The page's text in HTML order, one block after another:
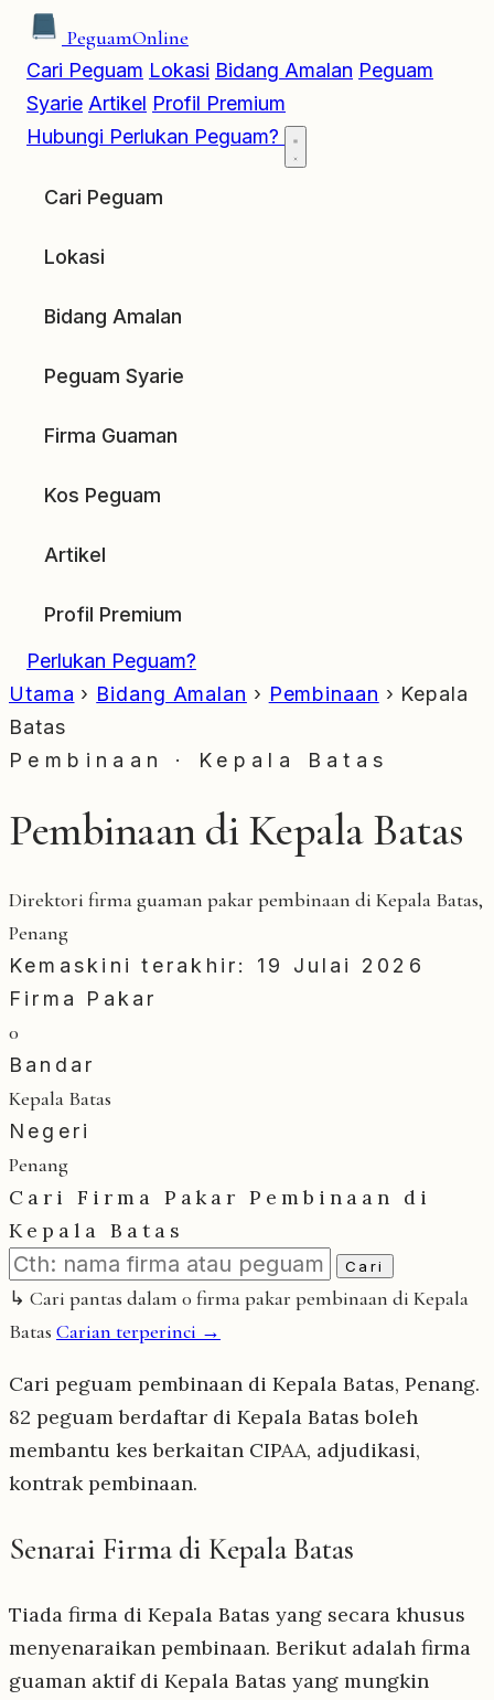
PeguamOnline
Cari Peguam Lokasi Bidang Amalan Peguam
Syarie Artikel Profil Premium
Hubungi Perlukan Peguam?
Cari Peguam
Lokasi
Bidang Amalan
Peguam Syarie
Firma Guaman
Kos Peguam
Artikel
Profil Premium
Perlukan Peguam?
Utama › Bidang Amalan › Pembinaan › Kepala
Batas
Pembinaan · Kepala Batas
Pembinaan di Kepala Batas
Direktori firma guaman pakar pembinaan di Kepala Batas,
Penang
Kemaskini terakhir: 19 Julai 2026
Firma Pakar
0
Bandar
Kepala Batas
Negeri
Penang
Cari Firma Pakar Pembinaan di
Kepala Batas
Cari
↳ Cari pantas dalam 0 firma pakar pembinaan di Kepala
Batas Carian terperinci →
Cari peguam pembinaan di Kepala Batas, Penang.
82 peguam berdaftar di Kepala Batas boleh
membantu kes berkaitan CIPAA, adjudikasi,
kontrak pembinaan.
Senarai Firma di Kepala Batas
Tiada firma di Kepala Batas yang secara khusus
menyenaraikan pembinaan. Berikut adalah firma
guaman aktif di Kepala Batas yang mungkin